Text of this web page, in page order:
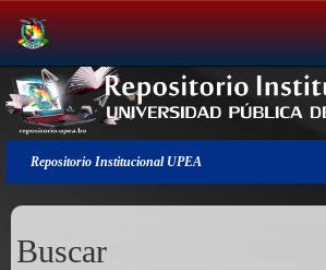
Salir
de
la
navegación
Repositorio Institucional UPEA
Buscar